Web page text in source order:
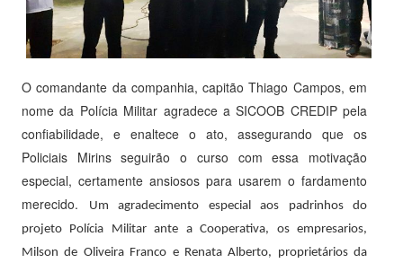
O comandante da companhia, capitão Thiago Campos, em
nome da Polícia Militar agradece a SICOOB CREDIP pela
confiabilidade, e enaltece o ato, assegurando que os
Policiais Mirins seguirão o curso com essa motivação
especial, certamente ansiosos para usarem o fardamento
merecido.
Um agradecimento especial aos padrinhos do
projeto Polícia Militar ante a Cooperativa, os empresarios,
Milson de Oliveira Franco e Renata Alberto, proprietários da